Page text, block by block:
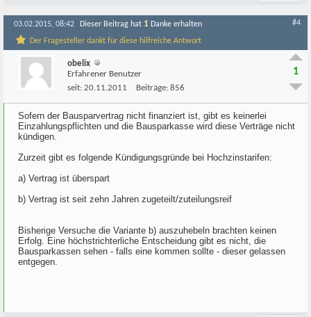
03.02.2015, 08:42 Dieser Beitrag hat 1 Danke erhalten
Der Fragesteller dankt für diese hilfreiche Antwort
#4
obelix
Erfahrener Benutzer
seit: 20.11.2011 Beiträge: 856
1
Sofern der Bausparvertrag nicht finanziert ist, gibt es keinerlei
Einzahlungspflichten und die Bausparkasse wird diese Verträge nicht
kündigen.
Zurzeit gibt es folgende Kündigungsgründe bei Hochzinstarifen:
a) Vertrag ist überspart
b) Vertrag ist seit zehn Jahren zugeteilt/zuteilungsreif
Bisherige Versuche die Variante b) auszuhebeln brachten keinen
Erfolg. Eine höchstrichterliche Entscheidung gibt es nicht, die
Bausparkassen sehen - falls eine kommen sollte - dieser gelassen
entgegen.